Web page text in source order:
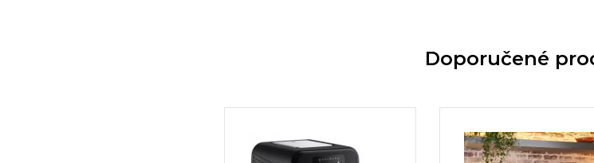
Doporučené